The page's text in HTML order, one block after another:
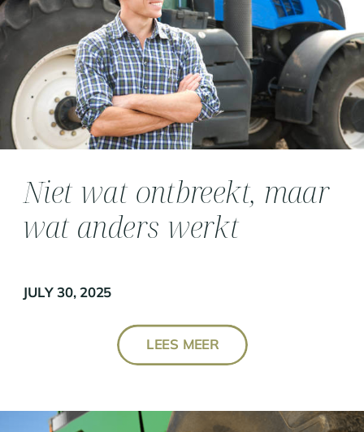
LEES MEER
JULY 30, 2025
Niet wat ontbreekt, maar
wat anders werkt